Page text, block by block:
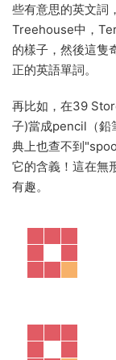
些有意思的英文詞
Treehouse中，
的樣子，然後這隻
正的英語單詞。
再比如，在39
子)當成pencil（鉛
典上也查不到
它的含義！這在無
有趣。